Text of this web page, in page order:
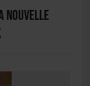
nouvelle